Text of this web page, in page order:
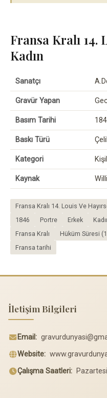
Fransa Kralı 14.
Kadın
Sanatçı
Gravür Yapan
Basım Tarihi
Baskı Türü
Kategori
Kaynak
Fransa Kralı 14. Louis Ve
1846
Portre Erkek
Fransa Kralı
Hüküm Süresi
Fransa tarihi
İletişim Bilgileri
Email:
Website:
Çalışma Saatleri: